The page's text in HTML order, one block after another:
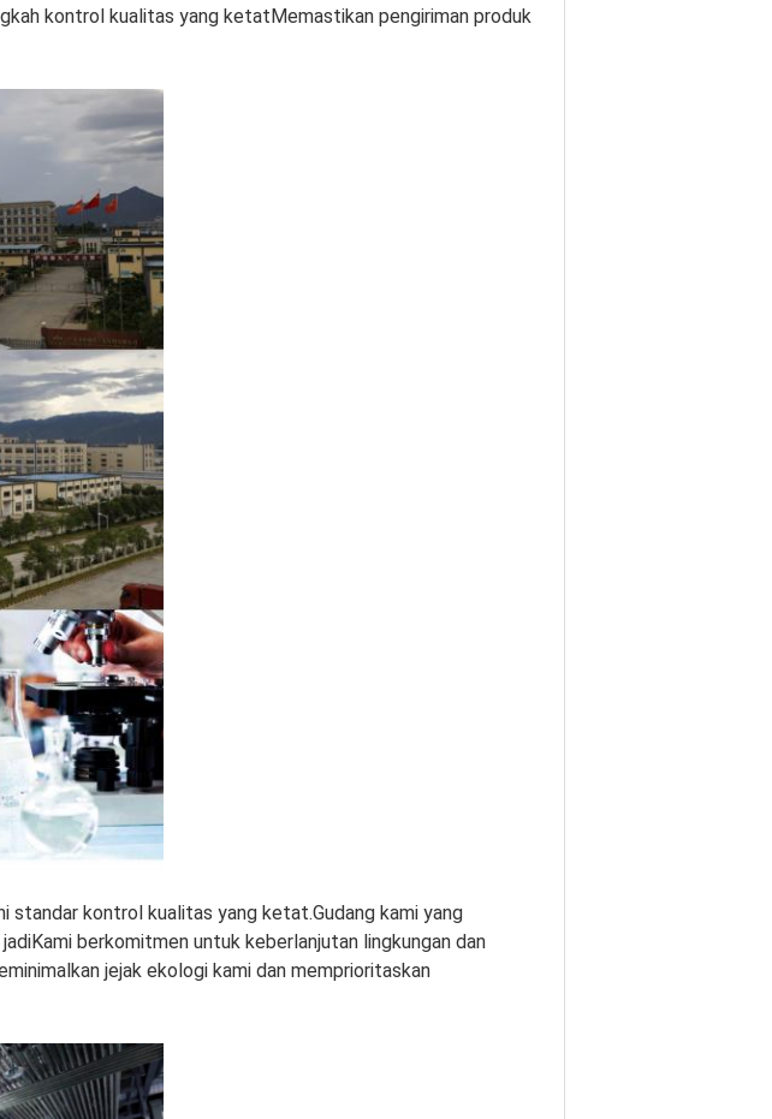
kontrol kualitas yang ketatMemastikan pengiriman produk
standar kontrol kualitas yang ketat.Gudang kami yang
berkomitmen untuk keberlanjutan lingkungan dan
jejak ekologi kami dan memprioritaskan